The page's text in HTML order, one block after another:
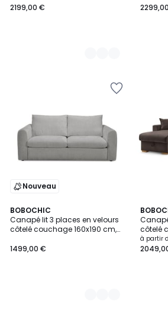
COCOONE
2199,00 €
Nouveau
BOBOCHIC
Canapé lit 3 places en velours
côtelé couchage 160x190 cm,
1499,00 €
7
Couleurs
côtelé
à partir
8